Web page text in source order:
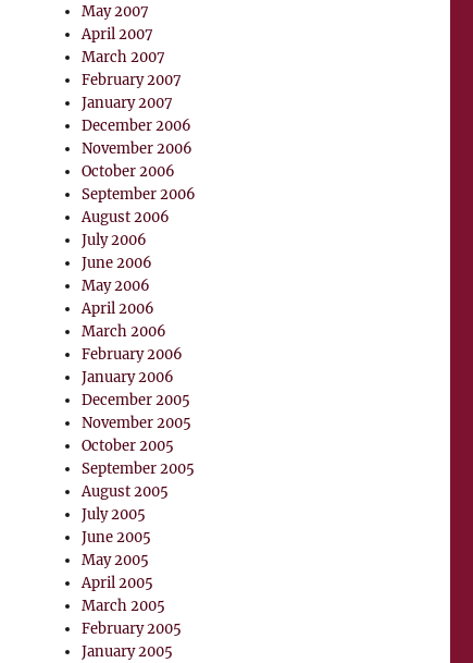
May 2007
April 2007
March 2007
February 2007
January 2007
December 2006
November 2006
October 2006
September 2006
August 2006
July 2006
June 2006
May 2006
April 2006
March 2006
February 2006
January 2006
December 2005
November 2005
October 2005
September 2005
August 2005
July 2005
June 2005
May 2005
April 2005
March 2005
February 2005
January 2005